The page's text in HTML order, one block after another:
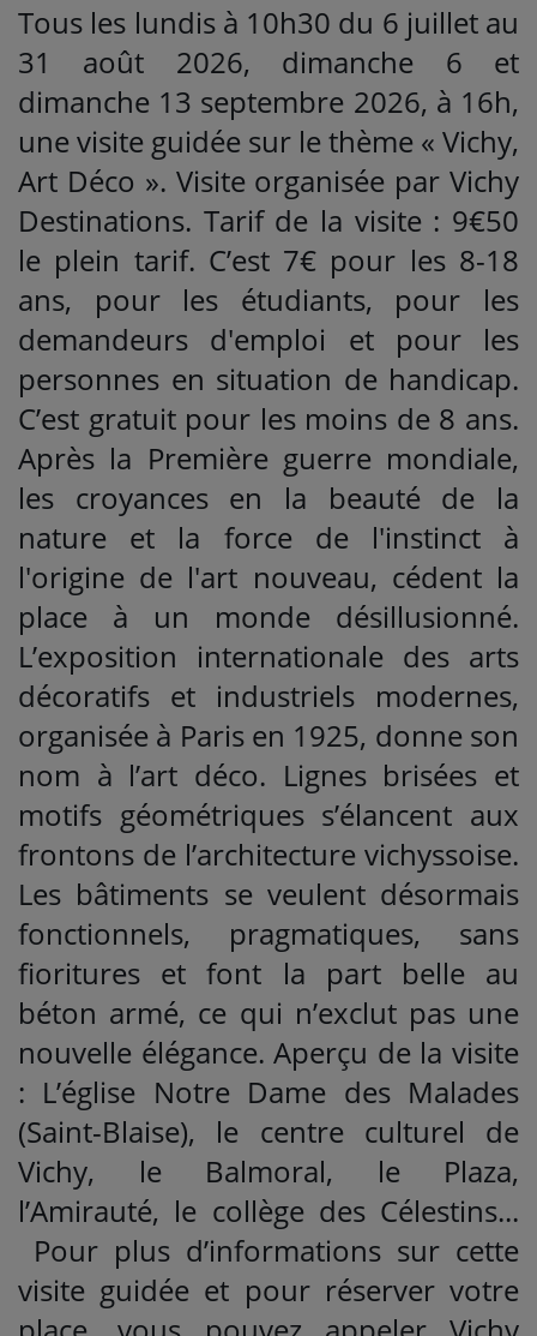
Tous les lundis à 10h30 du 6 juillet au
31 août 2026, dimanche 6 et
dimanche 13 septembre 2026, à 16h,
une visite guidée sur le thème « Vichy,
Art Déco ». Visite organisée par Vichy
Destinations. Tarif de la visite : 9€50
le plein tarif. C’est 7€ pour les 8-18
ans, pour les étudiants, pour les
demandeurs d'emploi et pour les
personnes en situation de handicap.
C’est gratuit pour les moins de 8 ans.
Après la Première guerre mondiale,
les croyances en la beauté de la
nature et la force de l'instinct à
l'origine de l'art nouveau, cédent la
place à un monde désillusionné.
L’exposition internationale des arts
décoratifs et industriels modernes,
organisée à Paris en 1925, donne son
nom à l’art déco. Lignes brisées et
motifs géométriques s’élancent aux
frontons de l’architecture vichyssoise.
Les bâtiments se veulent désormais
fonctionnels, pragmatiques, sans
fioritures et font la part belle au
béton armé, ce qui n’exclut pas une
nouvelle élégance. Aperçu de la visite
: L’église Notre Dame des Malades
(Saint-Blaise), le centre culturel de
Vichy, le Balmoral, le Plaza,
l’Amirauté, le collège des Célestins...
Pour plus d’informations sur cette
visite guidée et pour réserver votre